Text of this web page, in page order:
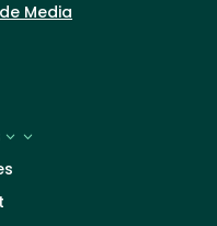
Media
3